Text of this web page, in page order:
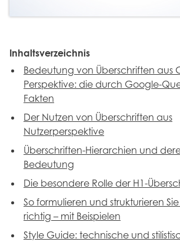
Inhaltsverzeichnis
Bedeutung von Überschriften aus
Perspektive: die durch Google-
Fakten
Der Nutzen von Überschriften aus
Nutzerperspektive
Überschriften-Hierarchien und
Bedeutung
Die besondere Rolle der H1-
So formulieren und strukturieren
richtig – mit Beispielen
Style Guide: technische und